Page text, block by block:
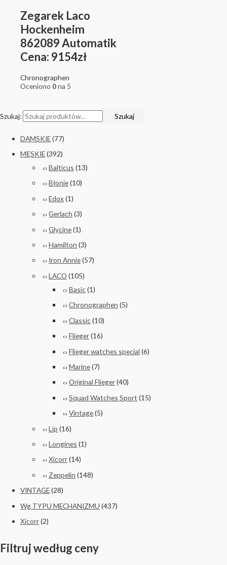
Szukaj: Szukaj
DAMSKIE(77)
MĘSKIE(392)
Balticus (13)
Błonie(10)
Edox(1)
Gerlach (3)
Glycine(1)
Hamilton (3)
Iron Annie(57)
LACO (105)
Basic(1)
Chronographen (5)
Classic(10)
Flieger(16)
Flieger watches special (6)
Marine(7)
Original Flieger(40)
Squad Watches Sport (15)
Vintage(5)
Lip (16)
Longines (1)
Xicorr(14)
Zeppelin (148)
VINTAGE(28)
Wg TYPU MECHANIZMU (437)
Xicorr(2)
Filtruj według ceny
Zegarek Laco
Hockenheim
862089 Automatik
Cena: 9154zł
Chronographen
Oceniono 0na 5